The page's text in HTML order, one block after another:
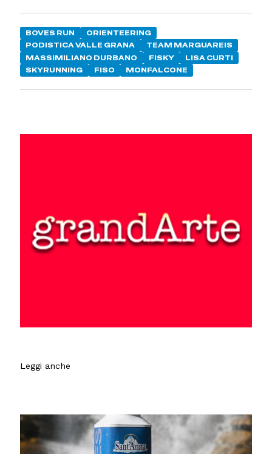
BOVES RUN
ORIENTEERING
PODISTICA VALLE GRANA
TEAM MARGUAREIS
MASSIMILIANO DURBANO
FISKY
LISA CURTI
SKYRUNNING
FISO MONFALCONE
Leggi anche